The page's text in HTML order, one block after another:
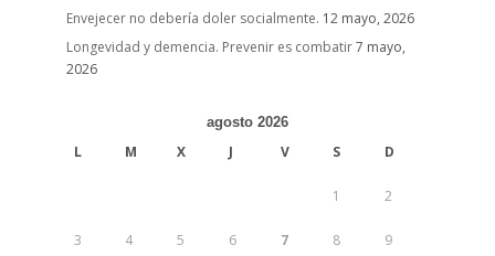
Envejecer no debería doler socialmente. 12 mayo, 2026
Longevidad y demencia. Prevenir es combatir7 mayo,
2026
agosto 2026
L M X J V S D
1 2
3 4 5 6 7 8 9